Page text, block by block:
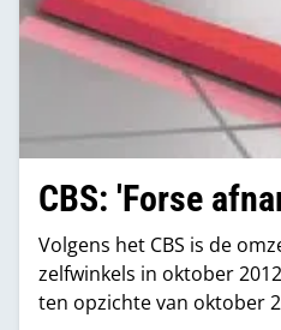
CBS: 'Forse
Volgens het CBS is de
zelfwinkels in oktober
ten opzichte van oktober